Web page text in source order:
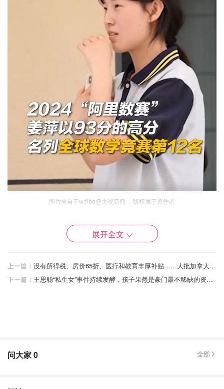
图片来自于weibo@央视新闻 ，版权属于原作者
阿里巴巴数学竞赛是什么比赛？
由中国科协、阿里巴巴基金会和达摩院共同组织。竞赛不设
报名条件，向全球所有数学爱好者开放， 竞赛由阿里创始
人马云发起
展开全文
上一篇：
没有所得税、房价65折、医疗和教育丰厚补贴……大批加拿大中产开始移居佛州！
下一篇：
王思聪“私生女”事件持续发酵，孩子果然是豪门最不稀缺的资源...
问大家0 全部